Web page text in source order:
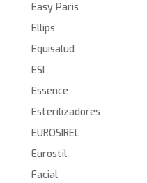
Easy Paris
Ellips
Equisalud
ESI
Essence
Esterilizadores
EUROSIREL
Eurostil
Facial